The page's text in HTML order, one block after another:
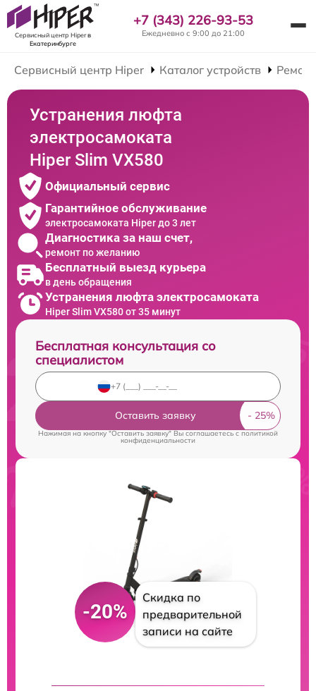
Сервисный центр Hiperв
Екатеринбурге
+7 (343) 226-93-53
Ежедневно с 9:00 до 21:00
Сервисный центр Hiper Каталог устройств
Устранения люфта
электросамоката
Hiper Slim VX580
Официальный сервис
Гарантийное обслуживание
электросамоката Hiper до 3 лет
Диагностика за наш счет,
ремонт по желанию
Бесплатный выезд курьера
в день обращения
Устранения люфта электросамоката
Hiper Slim VX580 от 35 минут
Бесплатная консультация со
специалистом
Оставить заявку
Нажимая на кнопку "Оставить заявку" Вы соглашаетесь cполитикой
конфиденциальности
-20%
Скидка по
предварительной
записи на сайте